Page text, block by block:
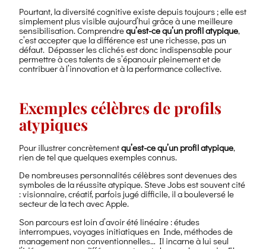
Pourtant, la diversité cognitive existe depuis toujours ; elle est
simplement plus visible aujourd’hui grâce à une meilleure
sensibilisation. Comprendrequ’est-ce qu’un profil atypique,
c’est accepter que la différence est une richesse, pas un
défaut. Dépasser les clichés est donc indispensable pour
permettre à ces talents de s’épanouir pleinement et de
contribuer à l’innovation et à la performance collective.
Exemples célèbres de profils
atypiques
Pour illustrer concrètementqu’est-ce qu’un profil atypique,
rien de tel que quelques exemples connus.
De nombreuses personnalités célèbres sont devenues des
symboles de la réussite atypique. Steve Jobs est souvent cité
: visionnaire, créatif, parfois jugé difficile, il a bouleversé le
secteur de la tech avec Apple.
Son parcours est loin d’avoir été linéaire : études
interrompues, voyages initiatiques en Inde, méthodes de
management non conventionnelles… Il incarne à lui seul